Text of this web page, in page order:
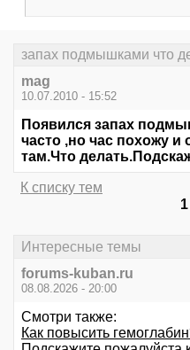
запах подмышками что
mag
10.07.2010 - 15:52
Появился запах
часто ,но час похожу
там.Что
К списку тем
1
Интересные темы
forums-kuban.ru
08.08.2026 - 20:00
Смотри также:
Как повысить